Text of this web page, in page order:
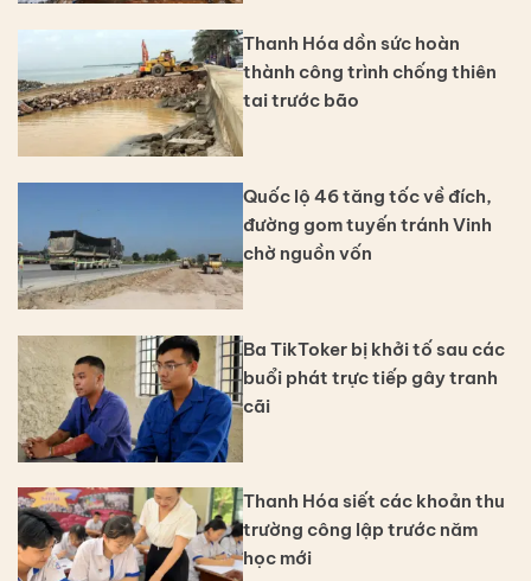
Thanh Hóa dồn sức hoàn
thành công trình chống thiên
tai trước bão
Quốc lộ 46 tăng tốc về đích,
đường gom tuyến tránh Vinh
chờ nguồn vốn
Ba TikToker bị khởi tố sau các
buổi phát trực tiếp gây tranh
cãi
Thanh Hóa siết các khoản thu
trường công lập trước năm
học mới